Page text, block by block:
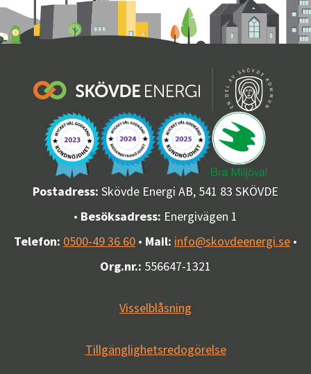
Postadress: Skövde Energi AB, 541 83 SKÖVDE
• Besöksadress: Energivägen 1
Telefon: 0500-49 36 60 • Mail: info@skovdeenergi.se •
Org.nr.: 556647-1321
Visselblåsning
Tillgänglighetsredogörelse